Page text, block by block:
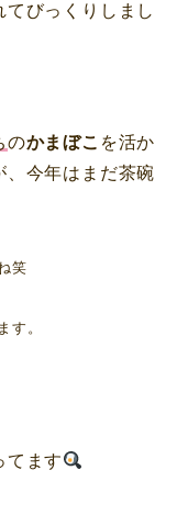
びっくりしまし
のかまぼこ を活か
、今年はまだ茶碗
笑
す。
てます